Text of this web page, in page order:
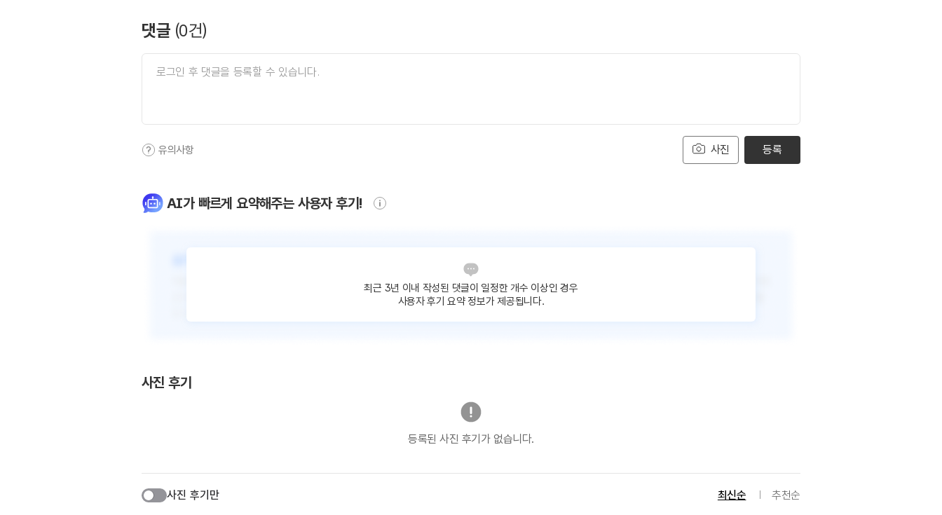
댓글 (0건)
사진
유의사항 등록
AI가 빠르게 요약해주는 사용자 후기!
최근 3년 이내 작성된 댓글이 일정한 개수 이상인 경우
사용자 후기 요약 정보가 제공됩니다.
사진 후기
등록된 사진 후기가 없습니다.
사진 후기만 최신순 추천순